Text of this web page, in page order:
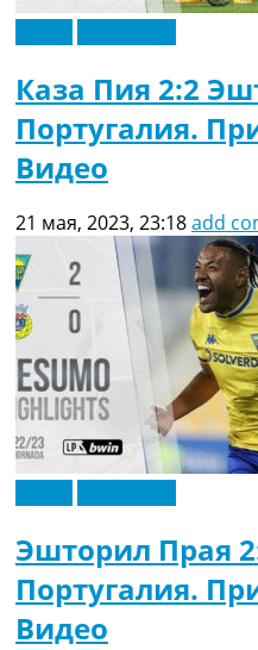
Каза Пия 2:2
Португалия.
Видео
21 мая, 2023, 23:18add
Эшторил Прая
Португалия.
Видео